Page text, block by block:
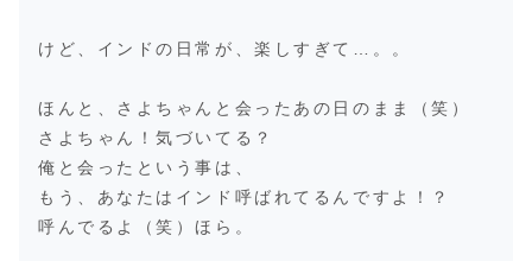
けど、インドの日常が、楽しすぎて…。。
ほんと、さよちゃんと会ったあの日のまま（笑）
さよちゃん！気づいてる？
俺と会ったという事は、
もう、あなたはインド呼ばれてるんですよ！？
呼んでるよ（笑）ほら。